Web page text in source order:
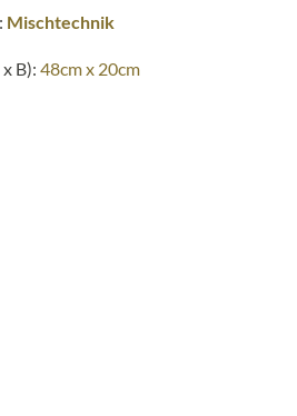
Mischtechnik
B): 48cm x 20cm